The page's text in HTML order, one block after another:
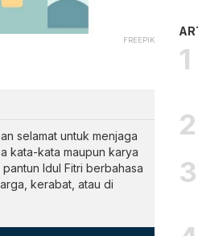
FREEPIK
selamat untuk menjaga
kata-kata maupun karya
Idul Fitri berbahasa
kerabat, atau di